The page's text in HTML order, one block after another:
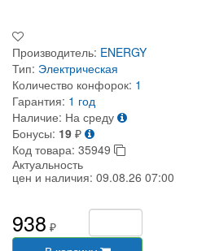
Производитель: ENERGY
Тип: Электрическая
Количество конфорок: 1
Гарантия: 1 год
Наличие: На среду
Бонусы: 19 ₽
Код товара: 35949
Актуальность
цен и наличия: 09.08.26 07:00
938 ₽